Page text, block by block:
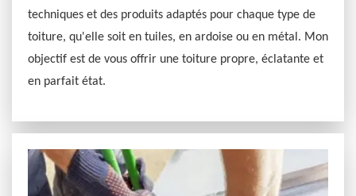
techniques et des produits adaptés pour chaque type de
toiture, qu'elle soit en tuiles, en ardoise ou en métal. Mon
objectif est de vous offrir une toiture propre, éclatante et
en parfait état.